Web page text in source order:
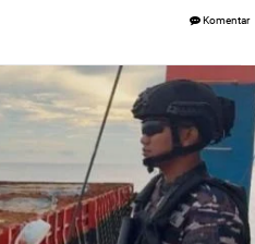
Komentar